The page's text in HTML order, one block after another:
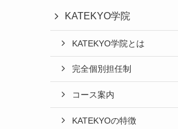
KATEKYO学院
KATEKYO学院とは
完全個別担任制
コース案内
KATEKYOの特徴